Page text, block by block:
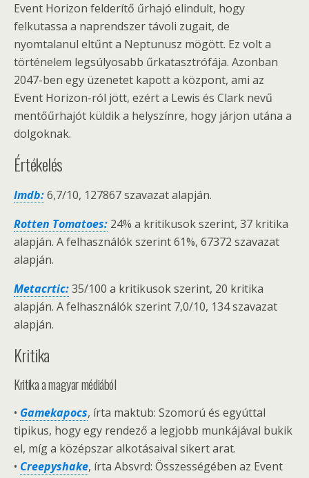
Event Horizon felderítő űrhajó elindult, hogy
felkutassa a naprendszer távoli zugait, de
nyomtalanul eltűnt a Neptunusz mögött. Ez volt a
történelem legsúlyosabb űrkatasztrófája. Azonban
2047-ben egy üzenetet kapott a központ, ami az
Event Horizon-ról jött, ezért a Lewis és Clark nevű
mentőűrhajót küldik a helyszínre, hogy járjon utána a
dolgoknak.
Értékelés
Imdb:6,7/10, 127867 szavazat alapján.
Rotten Tomatoes: 24% a kritikusok szerint, 37 kritika
alapján. A felhasználók szerint 61%, 67372 szavazat
alapján.
Metacrtic:35/100 a kritikusok szerint, 20 kritika
alapján. A felhasználók szerint 7,0/10, 134 szavazat
alapján.
Kritika
Kritika a magyar médiából
• Gamekapocs, írta maktub: Szomorú és egyúttal
tipikus, hogy egy rendező a legjobb munkájával bukik
el, míg a középszar alkotásaival sikert arat.
• Creepyshake, írta Absvrd: Összességében az Event